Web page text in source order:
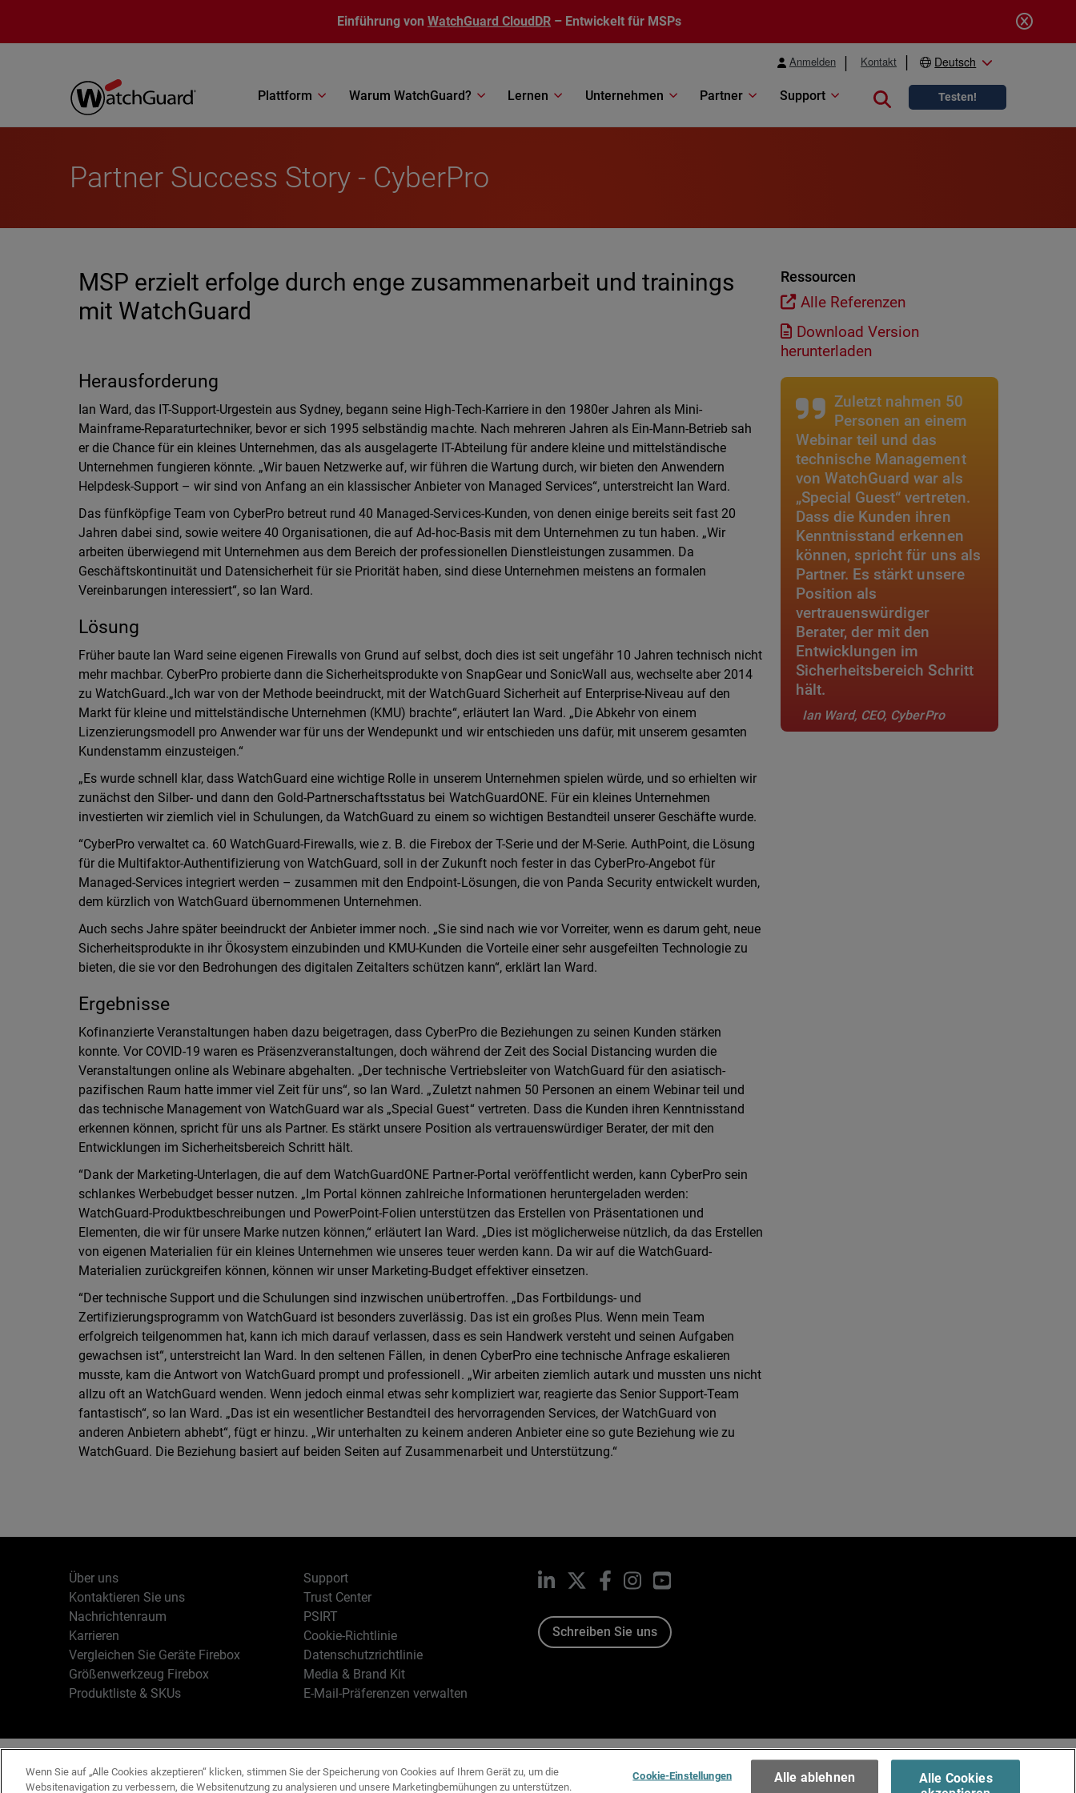
Einführung von WatchGuard CloudDR – Entwickelt für MSPs
Anmelden Kontakt Deutsch
Plattform Warum WatchGuard? Lernen Unternehmen Partner Support Close search
Testen!
Partner Success Story - CyberPro
MSP erzielt erfolge durch enge zusammenarbeit und trainings
mit WatchGuard
Herausforderung
Ian Ward, das IT-Support-Urgestein aus Sydney, begann seine High-Tech-Karriere in den 1980er Jahren als Mini-
Mainframe-Reparaturtechniker, bevor er sich 1995 selbständig machte. Nach mehreren Jahren als Ein-Mann-Betrieb sah
er die Chance für ein kleines Unternehmen, das als ausgelagerte IT-Abteilung für andere kleine und mittelständische
Unternehmen fungieren könnte. „Wir bauen Netzwerke auf, wir führen die Wartung durch, wir bieten den Anwendern
Helpdesk-Support – wir sind von Anfang an ein klassischer Anbieter von Managed Services“, unterstreicht Ian Ward.
Das fünfköpfige Team von CyberPro betreut rund 40 Managed-Services-Kunden, von denen einige bereits seit fast 20
Jahren dabei sind, sowie weitere 40 Organisationen, die auf Ad-hoc-Basis mit dem Unternehmen zu tun haben. „Wir
arbeiten überwiegend mit Unternehmen aus dem Bereich der professionellen Dienstleistungen zusammen. Da
Geschäftskontinuität und Datensicherheit für sie Priorität haben, sind diese Unternehmen meistens an formalen
Vereinbarungen interessiert“, so Ian Ward.
Lösung
Früher baute Ian Ward seine eigenen Firewalls von Grund auf selbst, doch dies ist seit ungefähr 10 Jahren technisch nicht
mehr machbar. CyberPro probierte dann die Sicherheitsprodukte von SnapGear und SonicWall aus, wechselte aber 2014
zu WatchGuard.„Ich war von der Methode beeindruckt, mit der WatchGuard Sicherheit auf Enterprise-Niveau auf den
Markt für kleine und mittelständische Unternehmen (KMU) brachte“, erläutert Ian Ward. „Die Abkehr von einem
Lizenzierungsmodell pro Anwender war für uns der Wendepunkt und wir entschieden uns dafür, mit unserem gesamten
Kundenstamm einzusteigen.“
„Es wurde schnell klar, dass WatchGuard eine wichtige Rolle in unserem Unternehmen spielen würde, und so erhielten wir
zunächst den Silber- und dann den Gold-Partnerschaftsstatus bei WatchGuardONE. Für ein kleines Unternehmen
investierten wir ziemlich viel in Schulungen, da WatchGuard zu einem so wichtigen Bestandteil unserer Geschäfte wurde.
“CyberPro verwaltet ca. 60 WatchGuard-Firewalls, wie z. B. die Firebox der T-Serie und der M-Serie. AuthPoint, die Lösung
für die Multifaktor-Authentifizierung von WatchGuard, soll in der Zukunft noch fester in das CyberPro-Angebot für
Managed-Services integriert werden – zusammen mit den Endpoint-Lösungen, die von Panda Security entwickelt wurden,
dem kürzlich von WatchGuard übernommenen Unternehmen.
Auch sechs Jahre später beeindruckt der Anbieter immer noch. „Sie sind nach wie vor Vorreiter, wenn es darum geht, neue
Sicherheitsprodukte in ihr Ökosystem einzubinden und KMU-Kunden die Vorteile einer sehr ausgefeilten Technologie zu
bieten, die sie vor den Bedrohungen des digitalen Zeitalters schützen kann“, erklärt Ian Ward.
Ergebnisse
Kofinanzierte Veranstaltungen haben dazu beigetragen, dass CyberPro die Beziehungen zu seinen Kunden stärken
konnte. Vor COVID-19 waren es Präsenzveranstaltungen, doch während der Zeit des Social Distancing wurden die
Veranstaltungen online als Webinare abgehalten. „Der technische Vertriebsleiter von WatchGuard für den asiatisch-
pazifischen Raum hatte immer viel Zeit für uns“, so Ian Ward. „Zuletzt nahmen 50 Personen an einem Webinar teil und
das technische Management von WatchGuard war als „Special Guest“ vertreten. Dass die Kunden ihren Kenntnisstand
erkennen können, spricht für uns als Partner. Es stärkt unsere Position als vertrauenswürdiger Berater, der mit den
Entwicklungen im Sicherheitsbereich Schritt hält.
“Dank der Marketing-Unterlagen, die auf dem WatchGuardONE Partner-Portal veröffentlicht werden, kann CyberPro sein
schlankes Werbebudget besser nutzen. „Im Portal können zahlreiche Informationen heruntergeladen werden:
WatchGuard-Produktbeschreibungen und PowerPoint-Folien unterstützen das Erstellen von Präsentationen und
Elementen, die wir für unsere Marke nutzen können,“ erläutert Ian Ward. „Dies ist möglicherweise nützlich, da das Erstellen
von eigenen Materialien für ein kleines Unternehmen wie unseres teuer werden kann. Da wir auf die WatchGuard-
Materialien zurückgreifen können, können wir unser Marketing-Budget effektiver einsetzen.
“Der technische Support und die Schulungen sind inzwischen unübertroffen. „Das Fortbildungs- und
Zertifizierungsprogramm von WatchGuard ist besonders zuverlässig. Das ist ein großes Plus. Wenn mein Team
erfolgreich teilgenommen hat, kann ich mich darauf verlassen, dass es sein Handwerk versteht und seinen Aufgaben
gewachsen ist“, unterstreicht Ian Ward. In den seltenen Fällen, in denen CyberPro eine technische Anfrage eskalieren
musste, kam die Antwort von WatchGuard prompt und professionell. „Wir arbeiten ziemlich autark und mussten uns nicht
allzu oft an WatchGuard wenden. Wenn jedoch einmal etwas sehr kompliziert war, reagierte das Senior Support-Team
fantastisch“, so Ian Ward. „Das ist ein wesentlicher Bestandteil des hervorragenden Services, der WatchGuard von
anderen Anbietern abhebt“, fügt er hinzu. „Wir unterhalten zu keinem anderen Anbieter eine so gute Beziehung wie zu
WatchGuard. Die Beziehung basiert auf beiden Seiten auf Zusammenarbeit und Unterstützung.“
Ressourcen
Alle Referenzen
Download Version
herunterladen
Zuletzt nahmen 50
Personen an einem
Webinar teil und das
technische Management
von WatchGuard war als
„Special Guest“ vertreten.
Dass die Kunden ihren
Kenntnisstand erkennen
können, spricht für uns als
Partner. Es stärkt unsere
Position als
vertrauenswürdiger
Berater, der mit den
Entwicklungen im
Sicherheitsbereich Schritt
hält.
Ian Ward, CEO, CyberPro
Über uns
Kontaktieren Sie uns
Nachrichtenraum
Karrieren
Vergleichen Sie Geräte Firebox
Größenwerkzeug Firebox
Produktliste & SKUs
Support
Trust Center
PSIRT
Cookie-Richtlinie
Datenschutzrichtlinie
Media & Brand Kit
E-Mail-Präferenzen verwalten
LinkedIn Facebook
InstagramYouTube
Schreiben Sie uns
Copyright © 1996-2026 WatchGuard Technologies, Inc. Alle Rechte vorbehalten. Terms of Use >
Wenn Sie auf „Alle Cookies akzeptieren“ klicken, stimmen Sie der Speicherung von Cookies auf Ihrem Gerät zu, um die
Websitenavigation zu verbessern, die Websitenutzung zu analysieren und unsere Marketingbemühungen zu unterstützen.
Cookie-Einstellungen Alle ablehnen
Alle Cookies